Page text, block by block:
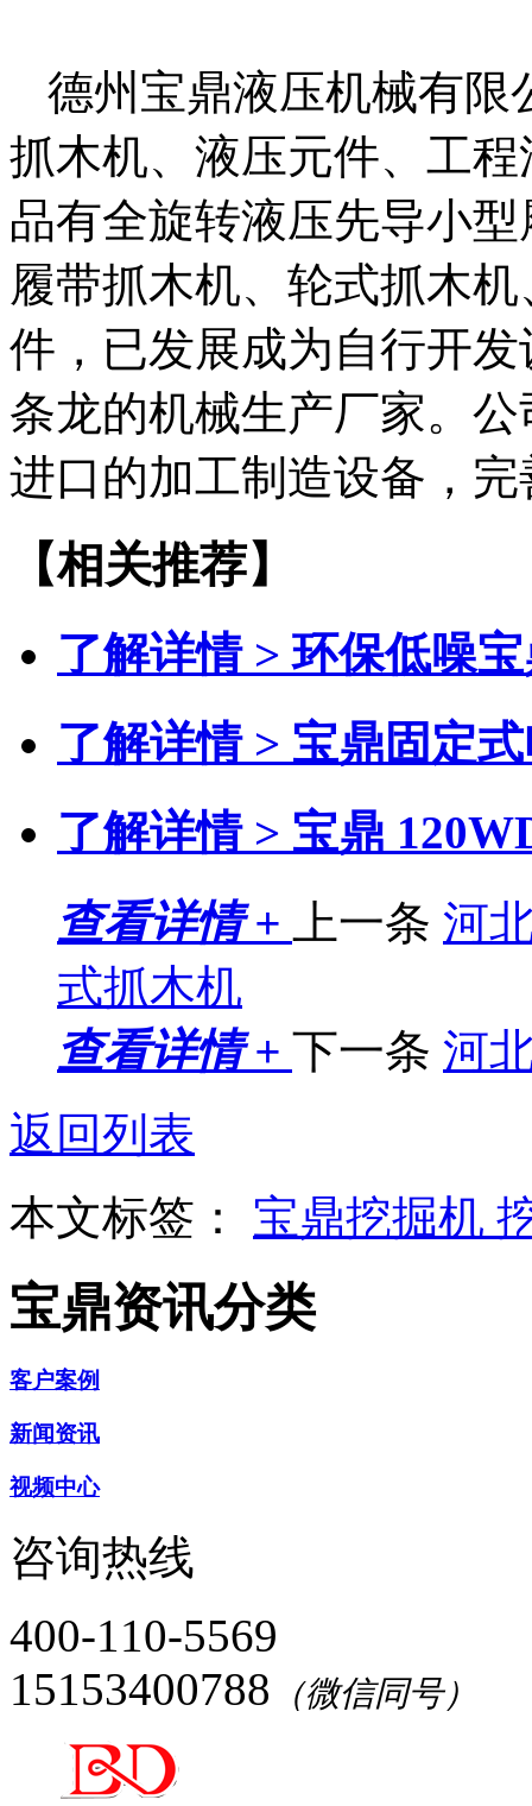
德州宝鼎液压机械有限
抓木机、液压元件、工
品有全旋转液压先导小
履带抓木机、轮式抓木
件，已发展成为自行开
条龙的机械生产厂家。
进口的加工制造设备，
【相关推荐】
了解详情 >环保低噪
了解详情 > 宝鼎固定
了解详情 > 宝鼎
查看详情 +
上一条 河
式抓木机
查看详情 + 下一条 河
返回列表
本文标签： 宝鼎挖掘机
宝鼎资讯分类
客户案例
新闻资讯
视频中心
咨询热线
400-110-5569
15153400788 （微信同号）